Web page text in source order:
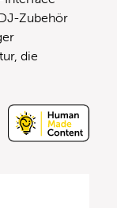
Zubehör
die